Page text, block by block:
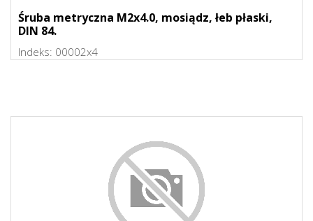
Śruba metryczna M2x4.0, mosiądz, łeb płaski,
DIN 84.
Indeks: 00002x4